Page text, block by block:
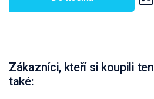
Zákazníci, kteří si koupili
také: